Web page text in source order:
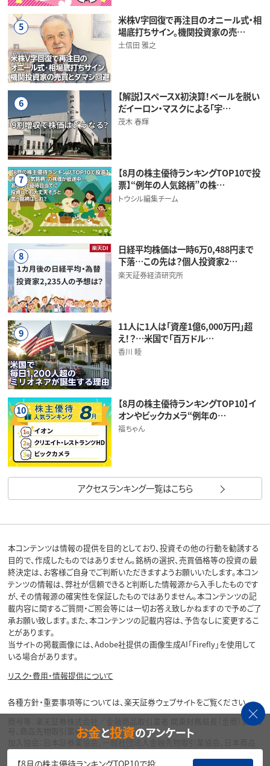
5
米株V字回復で再注目のオニール式・相
場底打ちサイン。機関投資家の売…
土信田 雅之
6
【解説】スペースX初決算！ベールを脱い
だイーロン・マスクによる「宇…
茂木 春輝
7
【8月の株主優待ランキングTOP10で投
票】“例年の人気銘柄”の株…
トウシル編集チーム
8
日経平均株価は一時6万0,488円まで
下落…この先は？個人投資家2…
楽天証券経済研究所
9
11人に1人は「資産1億6,000万円」超
え！？…米国で「百万ドル…
香川 睦
10
【8月の株主優待ランキングTOP10】イ
オンやビックカメラ“例年の…
福ちゃん
アクセスランキング一覧はこちら
本コンテンツは情報の提供を目的としており、投資その他の行動を勧誘する
目的で、作成したものではありません。銘柄の選択、売買価格等の投資の最
終決定は、お客様ご自身でご判断いただきますようお願いいたします。本コン
テンツの情報は、弊社が信頼できると判断した情報源から入手したものです
が、その情報源の確実性を保証したものではありません。本コンテンツの記
載内容に関するご質問・ご照会等には一切お答え致しかねますので予めご了
承お願い致します。また、本コンテンツの記載内容は、予告なしに変更するこ
とがあります。
当サイトの掲載画像には、Adobe社提供の画像生成AI「Firefly」を使用して
いる場合があります。
リスク・費用・情報提供について
各種方針・重要事項等については、楽天証券ウェブサイトをご覧ください。
商号等：楽天証券株式会社／金融商品取引業者 関東財務局長（金商）第195
号、商品先物取引業者
加入協会：日本証券業協会、一般社団法人金融先物取引業協会、日本商品
先物取引協会、一般社団法人第二種金融商品取引業協会、一般社団法人資
産運用業協会
お金と投資のアンケート
【8月の株主優待ランキングTOP10で投